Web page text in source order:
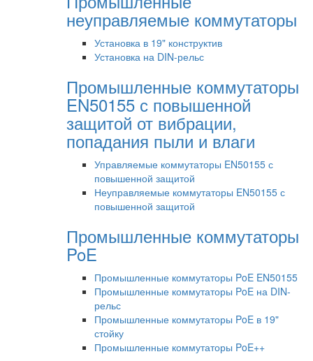
неуправляемые коммутаторы
Установка в 19" конструктив
Установка на DIN-рельс
Промышленные коммутаторы
EN50155 с повышенной
защитой от вибрации,
попадания пыли и влаги
Управляемые коммутаторы EN50155 с
повышенной защитой
Неуправляемые коммутаторы EN50155 с
повышенной защитой
Промышленные коммутаторы
PoE
Промышленные коммутаторы PoE EN50155
Промышленные коммутаторы PoE на DIN-
рельс
Промышленные коммутаторы PoE в 19"
стойку
Промышленные коммутаторы PoE++